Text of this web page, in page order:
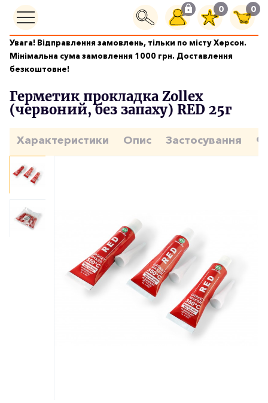
0 0
Увага! Відправлення замовлень, тільки по місту Херсон.
Мінімальна сума замовлення 1000 грн. Доставлення
безкоштовне!
Граметика і клеї
Герметик прокладка Zollex (червоний, без запаху) RED 25г
(5шт)
Герметик прокладка Zollex
(червоний, без запаху) RED 25г
Характеристики Опис Застосування